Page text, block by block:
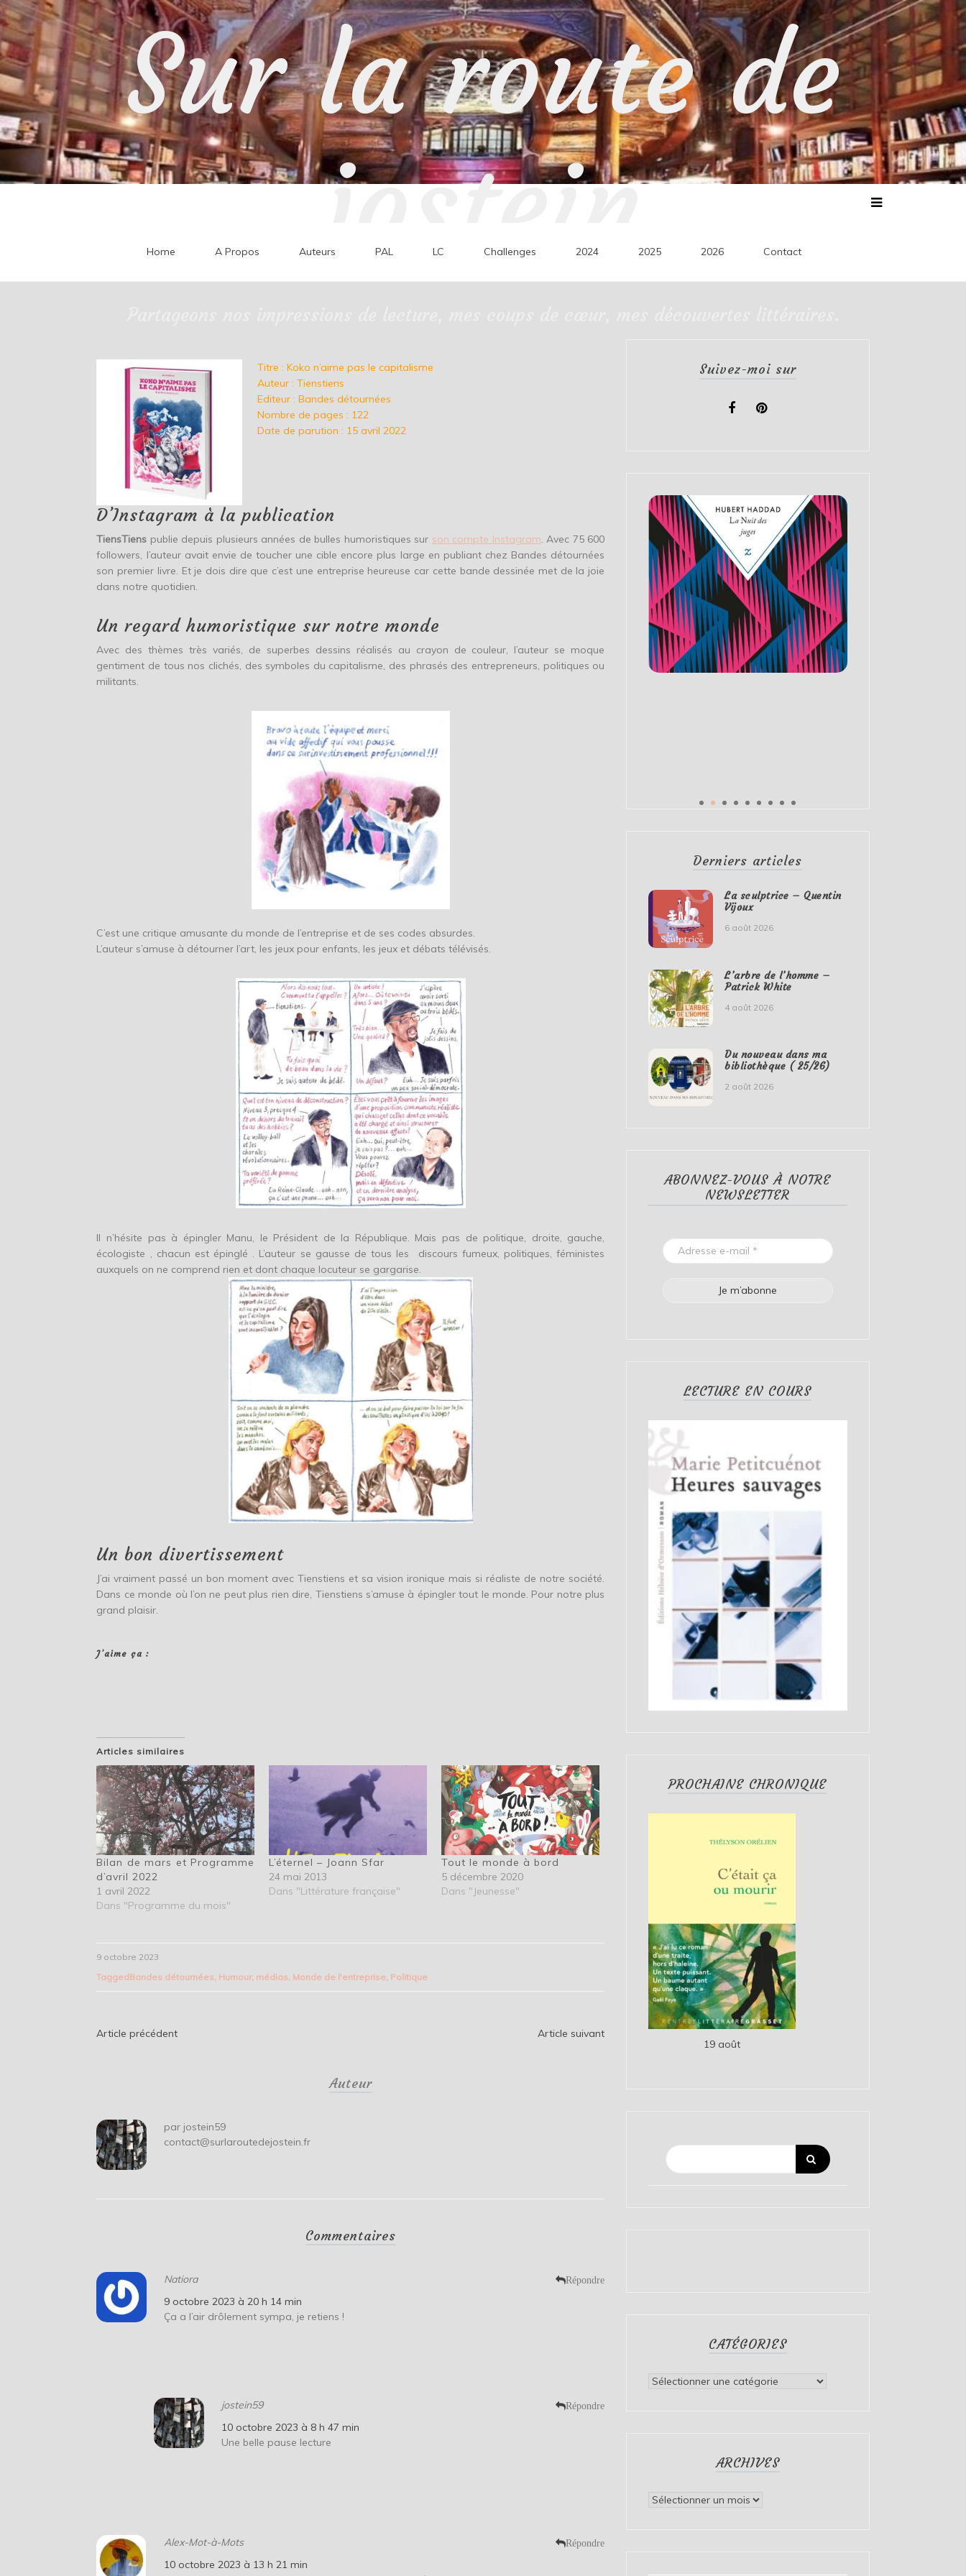
Skip
to
content
Sur la route de
jostein
Home A Propos Auteurs PAL LC Challenges 2024 2025 2026 Contact
Titre : Koko n’aime pas le capitalisme
Auteur : Tienstiens
Editeur : Bandes détournées
Nombre de pages : 122
Date de parution : 15 avril 2022
D’Instagram à la publication
TiensTiens publie depuis plusieurs années de bulles humoristiques sur son compte Instagram. Avec 75 600
followers, l’auteur avait envie de toucher une cible encore plus large en publiant chez Bandes détournées
son premier livre. Et je dois dire que c’est une entreprise heureuse car cette bande dessinée met de la joie
dans notre quotidien.
Un regard humoristique sur notre monde
Avec des thèmes très variés, de superbes dessins réalisés au crayon de couleur, l’auteur se moque
gentiment de tous nos clichés, des symboles du capitalisme, des phrasés des entrepreneurs, politiques ou
militants.
C’est une critique amusante du monde de l’entreprise et de ses codes absurdes.
L’auteur s’amuse à détourner l’art, les jeux pour enfants, les jeux et débats télévisés.
Il n’hésite pas à épingler Manu, le Président de la République. Mais pas de politique, droite, gauche,
écologiste , chacun est épinglé . L’auteur se gausse de tous les discours fumeux, politiques, féministes
auxquels on ne comprend rien et dont chaque locuteur se gargarise.
Un bon divertissement
J’ai vraiment passé un bon moment avec Tienstiens et sa vision ironique mais si réaliste de notre société.
Dans ce monde où l’on ne peut plus rien dire, Tienstiens s’amuse à épingler tout le monde. Pour notre plus
grand plaisir.
J’aime ça :
Articles similaires
Bilan de mars et Programme
d’avril 2022
1 avril 2022
Dans "Programme du mois"
L’éternel – Joann Sfar
24 mai 2013
Dans "Littérature française"
Tout le monde à bord
5 décembre 2020
Dans "Jeunesse"
9 octobre 2023
TaggedBandes détournées, Humour, médias, Monde de l'entreprise, Politique
Navigation
Article précédent Article suivant
Auteur
par jostein59
contact@surlaroutedejostein.fr
Commentaires
Natiora Répondre
9 octobre 2023 à 20 h 14 min
Ça a l’air drôlement sympa, je retiens !
jostein59 Répondre
10 octobre 2023 à 8 h 47 min
Une belle pause lecture
Alex-Mot-à-Mots Répondre
10 octobre 2023 à 13 h 21 min
Suivez-moi sur
Derniers articles
La sculptrice – Quentin
Vijoux
6 août 2026
L’arbre de l’homme –
Patrick White
4 août 2026
Du nouveau dans ma
bibliothèque ( 25/26)
2 août 2026
ABONNEZ-VOUS À NOTRE
NEWSLETTER
LECTURE EN COURS
PROCHAINE CHRONIQUE
19 août
CATÉGORIES
Catégories
ARCHIVES
Archives